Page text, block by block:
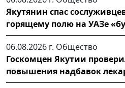
Якутянин спас
горящему полю на УАЗе
06.08.2026 г. Общество
Госкомцен Якутии
повышения надбавок